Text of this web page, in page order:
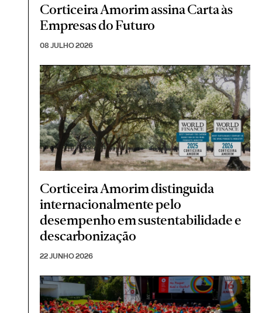
Corticeira Amorim assina Carta às
Empresas do Futuro
08 JULHO 2026
Corticeira Amorim distinguida
internacionalmente pelo
desempenho em sustentabilidade e
descarbonização
22 JUNHO 2026